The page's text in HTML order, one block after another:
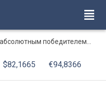
Международной олимпиады по ИИ
$82,1665 €94,8366